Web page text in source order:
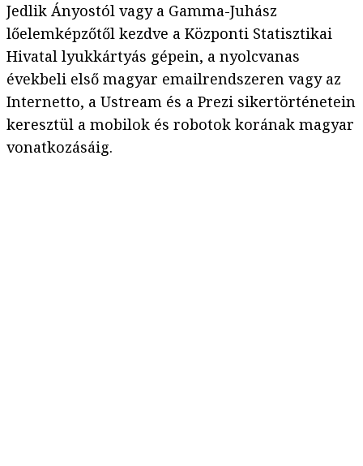
Jedlik Ányostól vagy a Gamma-Juhász
lőelemképzőtől kezdve a Központi Statisztikai
Hivatal lyukkártyás gépein, a nyolcvanas
évekbeli első magyar emailrendszeren vagy az
Internetto, a Ustream és a Prezi sikertörténetein
keresztül a mobilok és robotok korának magyar
vonatkozásáig.